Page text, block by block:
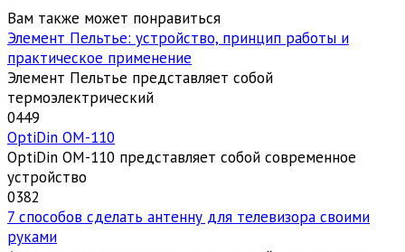
Вам также может понравиться
Элемент Пельтье: устройство, принцип работы и
практическое применение
Элемент Пельтье представляет собой
термоэлектрический
0449
OptiDin ОМ-110
OptiDin ОМ-110 представляет собой современное
устройство
0382
7 способов сделать антенну для телевизора своими
руками